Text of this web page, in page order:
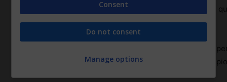
direttive europee, fornendo orientamenti su come
ordinamenti nazionali.
Le decisioni della Corte spesso pongono i criteri
prevalere e guidano l’applicazione coerente del
Consent
Do not consent
Manage options